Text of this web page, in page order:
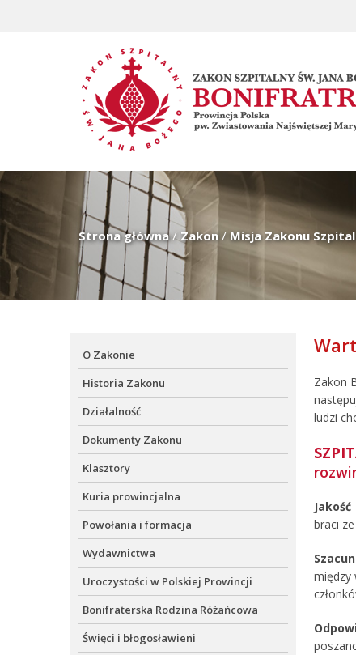
Strona główna/Zakon/ Misja Zakonu
Zakon
ludzi
Jakość
braci
między
O Zakonie
Historia Zakonu
Działalność
Dokumenty Zakonu
Klasztory
Kuria prowincjalna
Powołania i formacja
Wydawnictwa
Uroczystości w Polskiej Prowincji
Bonifraterska Rodzina Różańcowa
Święci i błogosławieni